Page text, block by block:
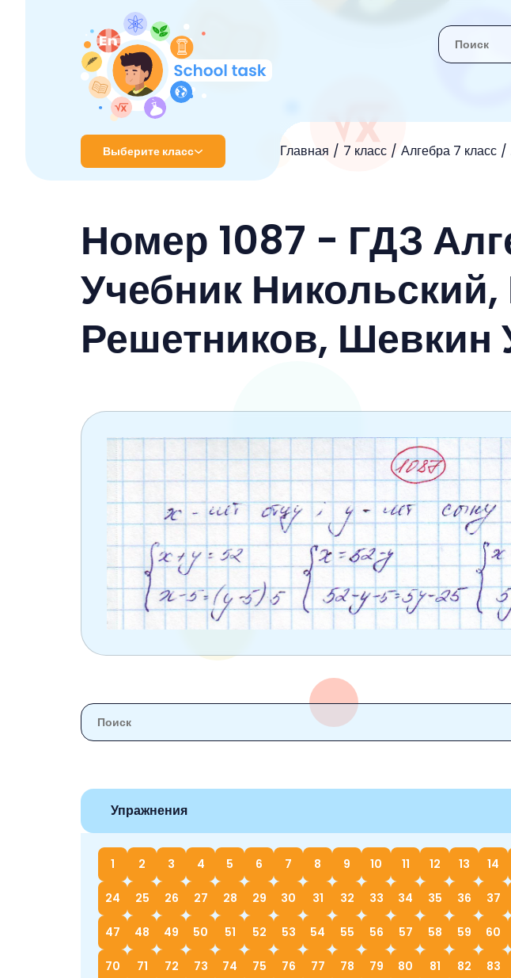
Выберите класс Главная 7 класс Алгебра 7 класс
2 класс
4 класс
5 класс
9 класс
11 класс
Номер 1087 - ГДЗ
Учебник
Решетников, Шевкин
Упражнения
1 2 3 4 5 6 7 8 9 10 11 12 13 14
24 25 26 27 28 29 30 31 32 33 34 35 36 37
47 48 49 50 51 52 53 54 55 56 57 58 59 60
70 71 72 73 74 75 76 77 78 79 80 81 82 83